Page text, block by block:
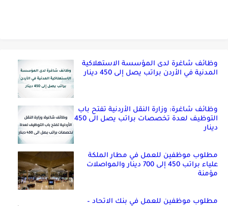
وظائف شاغرة لدى المؤسسة الاستهلاكية
المدنية في الأردن براتب يصل إلى 450 دينار
وظائف شاغرة: وزارة النقل الأردنية تفتح باب
التوظيف لعدة تخصصات براتب يصل الى 450
دينار
مطلوب موظفين للعمل في مطار الملكة
علياء براتب 450 إلى 700 دينار والمواصلات
مؤمنة
مطلوب موظفين للعمل في بنك الاتحاد –